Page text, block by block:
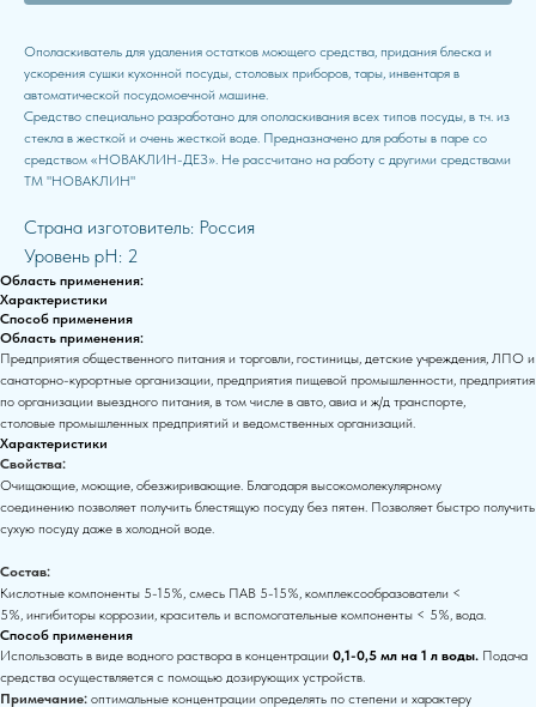
Ополаскиватель для удаления остатков моющего средства, придания блеска и
ускорения сушки кухонной посуды, столовых приборов, тары, инвентаря в
автоматической посудомоечной машине.
Средство специально разработано для ополаскивания всех типов посуды, в т.ч. из
стекла в жесткой и очень жесткой воде. Предназначено для работы в паре со
средством «НОВАКЛИН-ДЕЗ». Не рассчитано на работу с другими средствами
ТМ "НОВАКЛИН"
Страна изготовитель: Россия
Уровень pH: 2
Область применения:
Характеристики
Способ применения
Область применения:
Предприятия общественного питания и торговли, гостиницы, детские учреждения, ЛПО и
санаторно-курортные организации, предприятия пищевой промышленности, предприятия
по организации выездного питания, в том числе в авто, авиа и ж/д транспорте,
столовые промышленных предприятий и ведомственных организаций.
Характеристики
Свойства:
Очищающие, моющие, обезжиривающие. Благодаря высокомолекулярному
соединению позволяет получить блестящую посуду без пятен. Позволяет быстро получить
сухую посуду даже в холодной воде.
Состав:
Кислотные компоненты 5-15%, смесь ПАВ 5-15%, комплексообразователи <
5%, ингибиторы коррозии, краситель и вспомогательные компоненты < 5%, вода.
Способ применения
Использовать в виде водного раствора в концентрации 0,1-0,5 мл на 1 л воды. Подача
средства осуществляется с помощью дозирующих устройств.
Примечание: оптимальные концентрации определять по степени и характеру